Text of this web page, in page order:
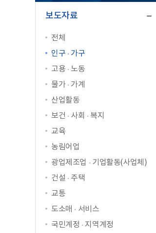
보도자료
전체
인구 · 가구
고용 · 노동
물가 · 가계
산업활동
보건 · 사회 · 복지
교육
농림어업
광업제조업 · 기업활동(사업체)
건설 · 주택
교통
도소매 · 서비스
국민계정 · 지역계정